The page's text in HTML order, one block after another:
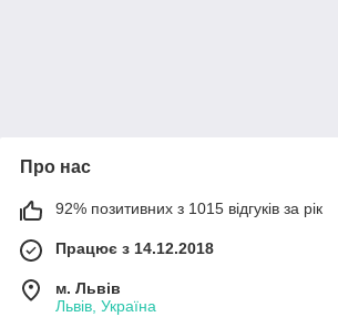
Про нас
92% позитивних з 1015 відгуків за рік
Працює з 14.12.2018
м. Львів
Львів, Україна